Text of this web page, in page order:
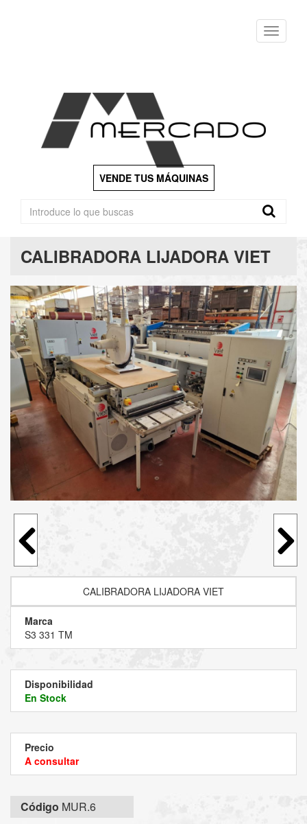
Menu
VENDE TUS MÁQUINAS
CALIBRADORA LIJADORA VIET
CALIBRADORA LIJADORA VIET
Marca
S3 331 TM
Disponibilidad
En Stock
Precio
A consultar
Código MUR.6